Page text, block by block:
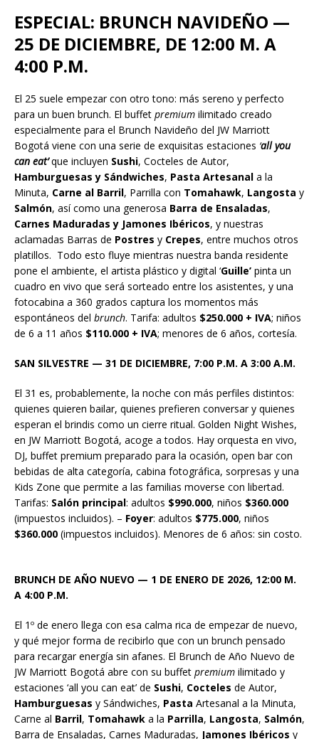
ESPECIAL: BRUNCH NAVIDEÑO —
25 DE DICIEMBRE, DE 12:00 M. A
4:00 P.M.
El 25 suele empezar con otro tono: más sereno y perfecto
para un buen brunch. El buffet premium ilimitado creado
especialmente para el Brunch Navideño del JW Marriott
Bogotá viene con una serie de exquisitas estaciones ‘all you
can eat’ que incluyen Sushi, Cocteles de Autor,
Hamburguesas y Sándwiches, Pasta Artesanal a la
Minuta, Carne al Barril, Parrilla con Tomahawk, Langosta y
Salmón, así como una generosa Barra de Ensaladas,
Carnes Maduradas y Jamones Ibéricos, y nuestras
aclamadas Barras de Postres y Crepes, entre muchos otros
platillos. Todo esto fluye mientras nuestra banda residente
pone el ambiente, el artista plástico y digital ‘Guille’ pinta un
cuadro en vivo que será sorteado entre los asistentes, y una
fotocabina a 360 grados captura los momentos más
espontáneos del brunch. Tarifa: adultos $250.000 + IVA; niños
de 6 a 11 años $110.000 + IVA; menores de 6 años, cortesía.
SAN SILVESTRE — 31 DE DICIEMBRE, 7:00 P.M. A 3:00 A.M.
El 31 es, probablemente, la noche con más perfiles distintos:
quienes quieren bailar, quienes prefieren conversar y quienes
esperan el brindis como un cierre ritual. Golden Night Wishes,
en JW Marriott Bogotá, acoge a todos. Hay orquesta en vivo,
DJ, buffet premium preparado para la ocasión, open bar con
bebidas de alta categoría, cabina fotográfica, sorpresas y una
Kids Zone que permite a las familias moverse con libertad.
Tarifas: Salón principal: adultos $990.000, niños $360.000
(impuestos incluidos). – Foyer: adultos $775.000, niños
$360.000 (impuestos incluidos). Menores de 6 años: sin costo.
BRUNCH DE AÑO NUEVO — 1 DE ENERO DE 2026, 12:00 M.
A 4:00 P.M.
El 1º de enero llega con esa calma rica de empezar de nuevo,
y qué mejor forma de recibirlo que con un brunch pensado
para recargar energía sin afanes. El Brunch de Año Nuevo de
JW Marriott Bogotá abre con su buffet premium ilimitado y
estaciones ‘all you can eat’ de Sushi, Cocteles de Autor,
Hamburguesas y Sándwiches, Pasta Artesanal a la Minuta,
Carne al Barril, Tomahawk a la Parrilla, Langosta, Salmón,
Barra de Ensaladas, Carnes Maduradas, Jamones Ibéricos y